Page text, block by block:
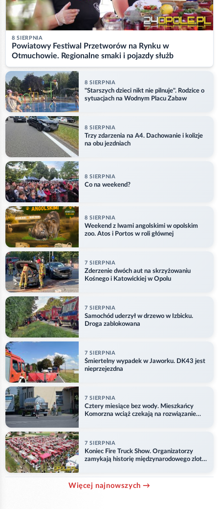
8 SIERPNIA
Powiatowy Festiwal Przetworów na Rynku w
Otmuchowie. Regionalne smaki i pojazdy służb
8 SIERPNIA
"Starszych dzieci nikt nie pilnuje". Rodzice o
sytuacjach na Wodnym Placu Zabaw
8 SIERPNIA
Trzy zdarzenia na A4. Dachowanie i kolizje
na obu jezdniach
8 SIERPNIA
Co na weekend?
8 SIERPNIA
Weekend z lwami angolskimi w opolskim
zoo. Atos i Portos w roli głównej
7 SIERPNIA
Zderzenie dwóch aut na skrzyżowaniu
Kośnego i Katowickiej w Opolu
7 SIERPNIA
Samochód uderzył w drzewo w Izbicku.
Droga zablokowana
7 SIERPNIA
Śmiertelny wypadek w Jaworku. DK43 jest
nieprzejezdna
7 SIERPNIA
Cztery miesiące bez wody. Mieszkańcy
Komorzna wciąż czekają na rozwiązanie
7 SIERPNIA
Koniec Fire Truck Show. Organizatorzy
zamykają historię międzynarodowego zlotu
Więcej najnowszych →